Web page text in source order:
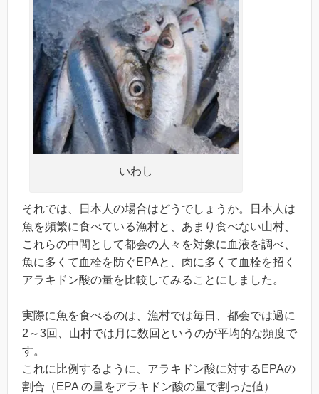
いわし
それでは、日本人の場合はどうでしょうか。日本人は
魚を頻繁に食べている漁村と、あまり食べない山村、
これらの中間として都会の人々を対象に血液を調べ、
魚に多くて血栓を防ぐEPAと、肉に多くて血栓を招く
アラキドン酸の量を比較してみることにしました。
実際に魚を食べるのは、漁村では毎日、都会では過に
2～3回、山村では月に数回というのが平均的な頻度で
す。
これに比例するように、アラキドン酸に対するEPAの
割合（EPA の量をアラキドン酸の量で割った値）